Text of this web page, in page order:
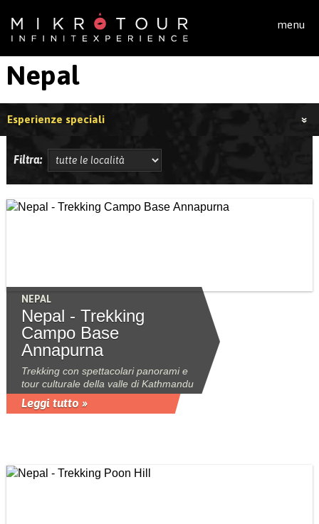
menu
Nepal
Esperienze speciali
Filtra:
NEPAL
Nepal - Trekking
Campo Base
Annapurna
Trekking con spettacolari panorami e
tour culturale della valle di Kathmandu
Leggi tutto »